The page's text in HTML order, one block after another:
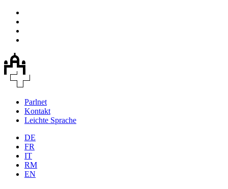
Parlnet
Kontakt
Leichte Sprache
DE
FR
IT
RM
EN